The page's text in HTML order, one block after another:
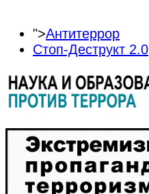
">Антитеррор
Стоп-Деструкт 2.0